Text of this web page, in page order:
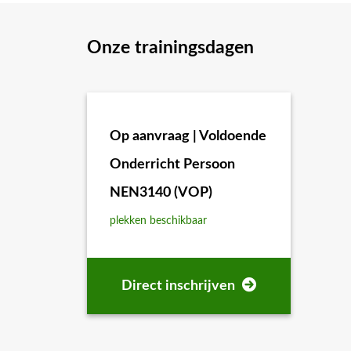
Voorkennis
Onderricht Persoon ben je bevoegd om
De training ‘NEN 3140: Voldoende Onderricht
Na het volgen van deze training ben je op de
Onze trainingsdagen
Op aanvraag | Voldoende
Onderricht Persoon
NEN3140 (VOP)
plekken beschikbaar
Direct inschrijven